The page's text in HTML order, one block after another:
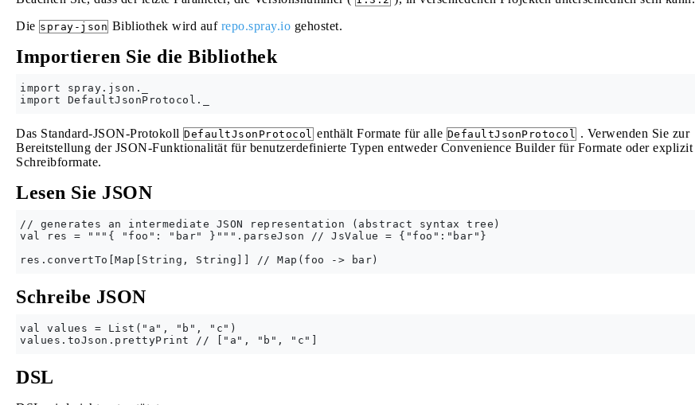
Die spray-json Bibliothek wird auf repo.spray.io gehostet.
Importieren Sie die Bibliothek
import spray.json._
Das Standard-JSON-Protokoll DefaultJsonProtocol enthält Formate für alle DefaultJsonProtocol . Verwenden Sie zur
Bereitstellung der JSON-Funktionalität für benutzerdefinierte Typen entweder Convenience Builder für Formate oder explizit
Schreibformate.
Lesen Sie JSON
// generates an intermediate JSON representation (abstract syntax tree)
val res = """{ "foo": "bar" }""".parseJson // JsValue = {"foo":"bar"}
Schreibe JSON
val values = List("a", "b", "c")
DSL